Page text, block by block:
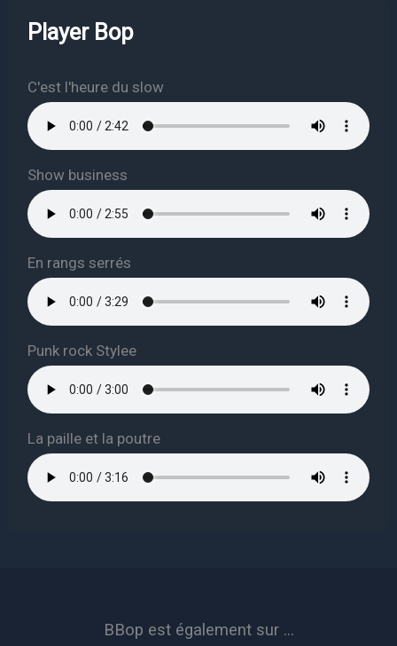
Player Bop
C'est l'heure du slow
Show business
En rangs serrés
Punk rock Stylee
La paille et la poutre
BBop est également sur ...